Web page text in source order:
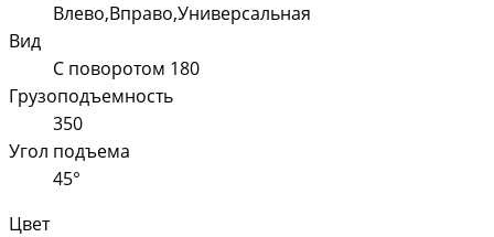
Влево,Вправо,Универсальная
Вид
С поворотом 180
Грузоподъемность
350
Угол подъема
45°
Цвет